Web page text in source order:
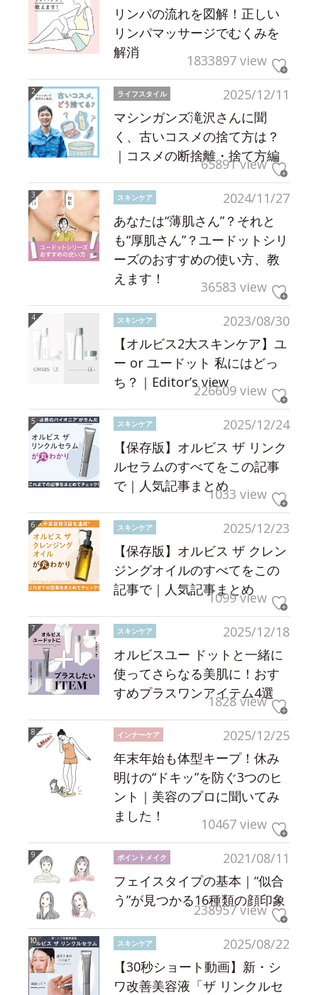
リンパの流れを図解！正しい
リンパマッサージでむくみを
解消
1833897 view
2025/12/11
ライフスタイル
マシンガンズ滝沢さんに聞
く、古いコスメの捨て方は？
｜コスメの断捨離・捨て方編
65891 view
2024/11/27
スキンケア
あなたは“薄肌さん”？それと
も“厚肌さん”？ユードットシリ
ーズのおすすめの使い方、教
えます！
36583 view
2023/08/30
スキンケア
【オルビス2大スキンケア】ユ
ー or ユードット 私にはどっ
ち？｜Editor’s view226609 view
2025/12/24
スキンケア
【保存版】オルビス ザ リンク
ルセラムのすべてをこの記事
で｜人気記事まとめ1033 view
2025/12/23
スキンケア
【保存版】オルビス ザ クレン
ジングオイルのすべてをこの
記事で｜人気記事まとめ
1099 view
2025/12/18
スキンケア
オルビスユー ドットと一緒に
使ってさらなる美肌に！おす
すめプラスワンアイテム4選
1828 view
2025/12/25
インナーケア
年末年始も体型キープ！休み
明けの“ドキッ”を防ぐ3つのヒ
ント｜美容のプロに聞いてみ
ました！
10467 view
2021/08/11
ポイントメイク
フェイスタイプの基本｜“似合
う”が見つかる16種類の顔印象
238957 view
2025/08/22
スキンケア
【30秒ショート動画】新・シ
ワ改善美容液「ザ リンクルセ